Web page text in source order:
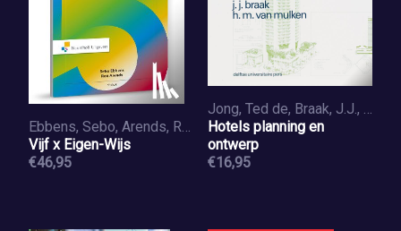
Ebbens, Sebo, Arends, Ron
Vijf x Eigen-Wijs
€46,95
Jong, Ted de, Braak, J.J., Mulken, H.M. van
Hotels planning en
ontwerp
€16,95